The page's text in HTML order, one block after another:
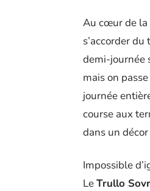
Au cœur de la
s’accorder
demi-journée
mais on
journée
course aux
dans un
Impossible
LeTrullo